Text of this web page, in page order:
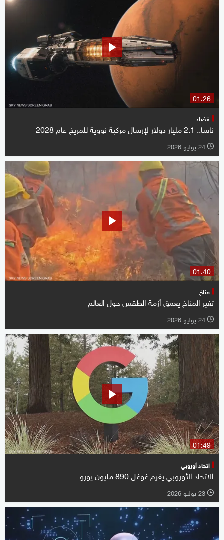
01:26
فضاء
ناسا.. 2.1 مليار دولار لإرسال مركبة نووية للمريخ عام 2028
l 24 يوليو 2026
01:40
مناخ
تغير المناخ يعمق أزمة الطقس حول العالم
l 24 يوليو 2026
01:49
اتحاد أوروبي
الاتحاد الأوروبي يغرم غوغل 890 مليون يورو
l 23 يوليو 2026